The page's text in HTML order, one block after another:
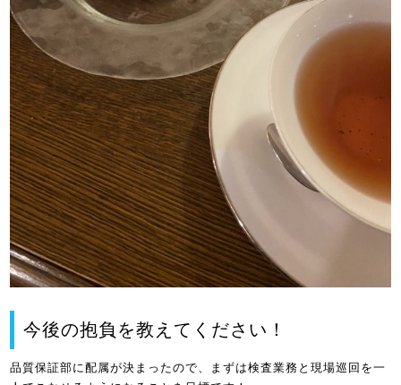
今後の抱負を教えてください！
品質保証部に配属が決まったので、まずは検査業務と現場巡回を一